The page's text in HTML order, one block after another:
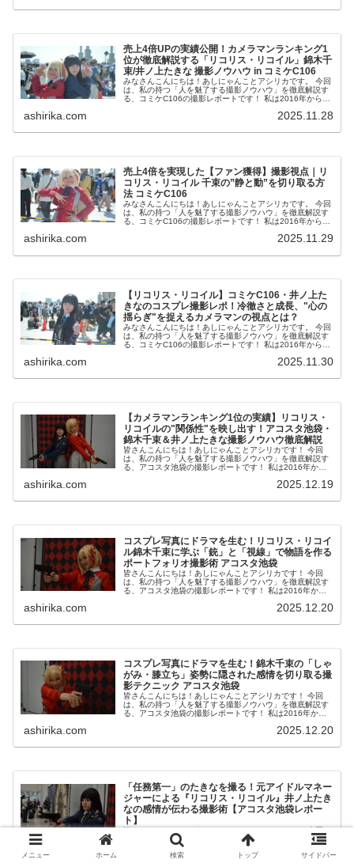
売上4倍UPの実績公開！カメラマンランキング1
位が徹底解説する「リコリス・リコイル」錦木千
束/井ノ上たきな 撮影ノウハウ in コミケC106
みなさんこんにちは！あしにゃんことアシリカです。 今回
は、私の持つ「人を魅了する撮影ノウハウ」を徹底解説す
る、コミケC106の撮影レポートです！ 私は2016年からコ
ashirika.com 2025.11.28
売上4倍を実現した【ファン獲得】撮影視点｜リ
コリス・リコイル 千束の”静と動”を切り取る方
法 コミケC106
みなさんこんにちは！あしにゃんことアシリカです。 今回
は、私の持つ「人を魅了する撮影ノウハウ」を徹底解説す
る、コミケC106の撮影レポートです！ 私は2016年からコ
ashirika.com 2025.11.29
【リコリス・リコイル】コミケC106・井ノ上た
きなのコスプレ撮影レポ！冷徹さと成長、"心の
揺らぎ"を捉えるカメラマンの視点とは？
みなさんこんにちは！あしにゃんことアシリカです。 今回
は、私の持つ「人を魅了する撮影ノウハウ」を徹底解説す
る、コミケC106の撮影レポートです！ 私は2016年からコ
ashirika.com 2025.11.30
【カメラマンランキング1位の実績】リコリス・
リコイルの"関係性"を映し出す！アコスタ池袋・
錦木千束＆井ノ上たきな撮影ノウハウ徹底解説
皆さんこんにちは！あしにゃんことアシリカです！ 今回
は、私の持つ「人を魅了する撮影ノウハウ」を徹底解説す
る、アコスタ池袋の撮影レポートです！ 私は2016年から
ashirika.com 2025.12.19
コスプレ写真にドラマを生む！リコリス・リコイ
ル錦木千束に学ぶ「銃」と「視線」で物語を作る
ポートフォリオ撮影術 アコスタ池袋
皆さんこんにちは！あしにゃんことアシリカです！ 今回
は、私の持つ「人を魅了する撮影ノウハウ」を徹底解説す
る、アコスタ池袋の撮影レポートです！ 私は2016年から
ashirika.com 2025.12.20
コスプレ写真にドラマを生む！錦木千束の「しゃ
がみ・膝立ち」姿勢に隠された感情を切り取る撮
影テクニック アコスタ池袋
皆さんこんにちは！あしにゃんことアシリカです！ 今回
は、私の持つ「人を魅了する撮影ノウハウ」を徹底解説す
る、アコスタ池袋の撮影レポートです！ 私は2016年から
ashirika.com 2025.12.20
「任務第一」のたきなを撮る！元アイドルマネー
ジャーによる『リコリス・リコイル』井ノ上たき
なの感情が伝わる撮影術【アコスタ池袋レポー
ト】
皆さんこんにちは！あしにゃんことアシリカです！ 今回
は、私の持つ「人を魅了する撮影ノウハウ」を徹底解説す
る、アコスタ池袋の撮影レポートです！ 私は2016年から
コスプレ撮影を始め、2023年度、声優養成所にて映画音響
ashirika.com 2025.12.21
メニュー ホーム 検索 トップ サイドバー